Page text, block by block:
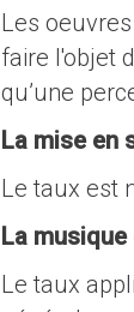
Les
faire l'objet
qu’une
La mise en
Le taux est
La
Le taux